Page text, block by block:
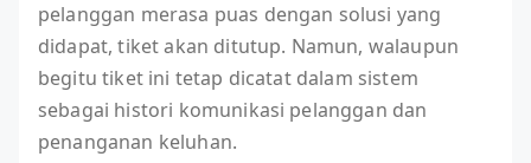
pelanggan merasa puas dengan solusi yang
didapat, tiket akan ditutup. Namun, walaupun
begitu tiket ini tetap dicatat dalam sistem
sebagai histori komunikasi pelanggan dan
penanganan keluhan.